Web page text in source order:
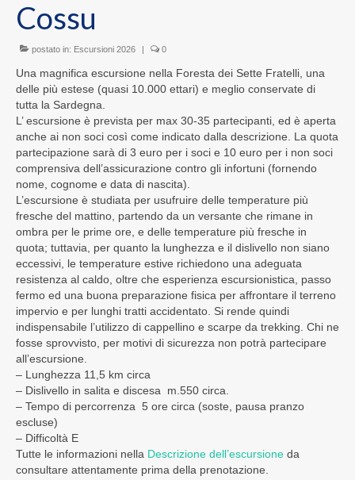
Cossu
postato in: Escursioni 2026 | 0
Una magnifica escursione nella Foresta dei Sette Fratelli, una
delle più estese (quasi 10.000 ettari) e meglio conservate di
tutta la Sardegna.
L’ escursione è prevista per max 30-35 partecipanti, ed è aperta
anche ai non soci così come indicato dalla descrizione. La quota
partecipazione sarà di 3 euro per i soci e 10 euro per i non soci
comprensiva dell’assicurazione contro gli infortuni (fornendo
nome, cognome e data di nascita).
L’escursione è studiata per usufruire delle temperature più
fresche del mattino, partendo da un versante che rimane in
ombra per le prime ore, e delle temperature più fresche in
quota; tuttavia, per quanto la lunghezza e il dislivello non siano
eccessivi, le temperature estive richiedono una adeguata
resistenza al caldo, oltre che esperienza escursionistica, passo
fermo ed una buona preparazione fisica per affrontare il terreno
impervio e per lunghi tratti accidentato. Si rende quindi
indispensabile l’utilizzo di cappellino e scarpe da trekking. Chi ne
fosse sprovvisto, per motivi di sicurezza non potrà partecipare
all’escursione.
– Lunghezza 11,5 km circa
– Dislivello in salita e discesa m.550 circa.
– Tempo di percorrenza 5 ore circa (soste, pausa pranzo
escluse)
– Difficoltà E
Tutte le informazioni nella Descrizione dell’escursione da
consultare attentamente prima della prenotazione.